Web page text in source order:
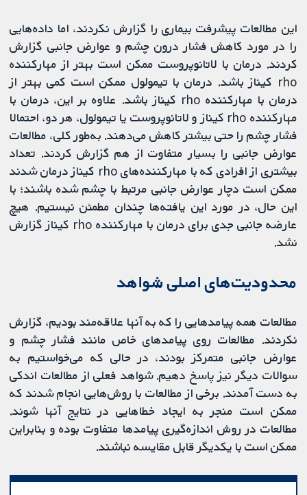
این مطالعات پیشرفت بیماری را گزارش نکردند، اما داده‌هایی
را در مورد کاهش فشار درون چشم و عوارض جانبی گزارش
کردند. درمان با لاتانوپروست ممکن است بهتر از مهارکننده
rho کیناز باشد. درمان با تیمولول ممکن است کمی بهتر از
درمان با مهارکننده rho کیناز باشد. علاوه بر این، درمان با
مهارکننده rho کیناز و لاتانوپروست یا تیمولول، هر دو، احتمالا
فشار چشم را حتی بیشتر کاهش می‌دهند. به‌طور کلی، مطالعات
عوارض جانبی را بسیار متفاوت از هم گزارش کردند. تعداد
بیشتری از افرادی که با مهارکننده‌های rho کیناز درمان شدند
ممکن است دچار عوارض جانبی مرتبط با چشم شده باشند؛ با
این حال، در مورد این یافته‌ها چندان مطمئن نیستیم. هیچ
عارضه جانبی جدی برای درمان با مهارکننده rho کیناز گزارش
نشد.
محدودیت‌های اصلی شواهد
مطالعات همه پیامدهایی را که به آنها علاقه‌مند بودیم، گزارش
نکردند. مطالعات روی پیامدهای خاص مانند فشار چشم و
عوارض جانبی متمرکز بودند، در حالی که می‌خواستیم به
سوالات دیگر نیز پاسخ دهیم. شواهد فعلی از مطالعات اندکی
به دست آمدند. برخی از مطالعات با روش‌هایی انجام شدند که
ممکن است منجر به ایجاد خطاهایی در نتایج آنها شوند.
مطالعات در روش اندازه‌گیری پیامدها متفاوت بوده و بنابراین
ممکن است با یکدیگر قابل مقایسه نباشند.